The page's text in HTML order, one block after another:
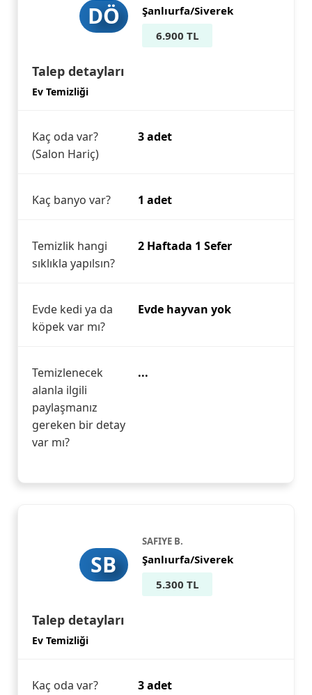
DÖ
Şanlıurfa/Siverek
6.900 TL
Talep detayları
Ev Temizliği
Kaç oda var?
(Salon Hariç)
3 adet
Kaç banyo var? 1 adet
Temizlik hangi
sıklıkla yapılsın?
2 Haftada 1 Sefer
Evde kedi ya da
köpek var mı?
Evde hayvan yok
Temizlenecek
alanla ilgili
paylaşmanız
gereken bir detay
var mı?
...
SB
SAFIYE B.
Şanlıurfa/Siverek
5.300 TL
Talep detayları
Ev Temizliği
Kaç oda var? 3 adet